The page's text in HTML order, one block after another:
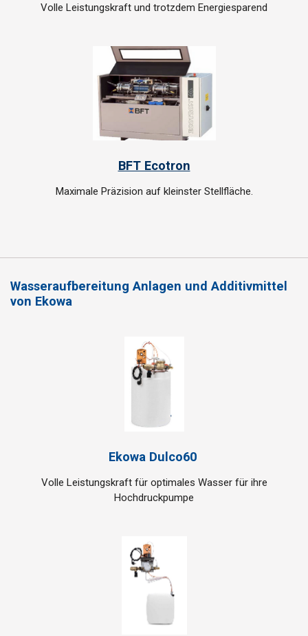
Volle Leistungskraft und trotzdem Energiesparend
BFT Ecotron
Maximale Präzision auf kleinster Stellfläche.
Wasseraufbereitung Anlagen und Additivmittel
von Ekowa
Ekowa Dulco60
Volle Leistungskraft für optimales Wasser für ihre
Hochdruckpumpe